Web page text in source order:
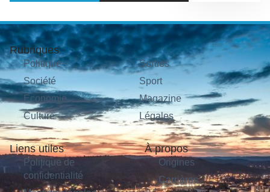
Rubriques
Politique
Société
Économie
Culture
Sorties
Sport
Magazine
Légales
Liens utiles
Politique de
confidentialité
À propos
Origines
Carrières